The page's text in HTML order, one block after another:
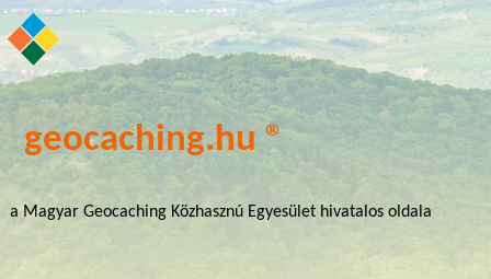
geocaching.hu ®
a Magyar Geocaching Közhasznú Egyesület hivatalos oldala